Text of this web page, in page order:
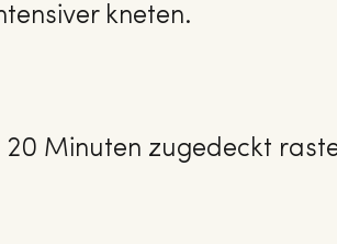
kneten.
20 Minuten zugedeckt